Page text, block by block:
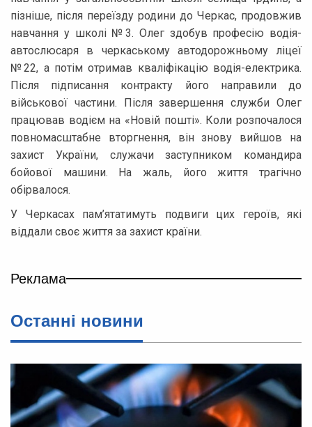
пізніше, після переїзду родини до Черкас, продовжив
навчання у школі №3. Олег здобув професію водія-
автослюсаря в черкаському автодорожньому ліцеї
№22, а потім отримав кваліфікацію водія-електрика.
Після підписання контракту його направили до
військової частини. Після завершення служби Олег
працював водієм на «Новій пошті». Коли розпочалося
повномасштабне вторгнення, він знову вийшов на
захист України, служачи заступником командира
бойової машини. На жаль, його життя трагічно
обірвалося.
У Черкасах пам’ятатимуть подвиги цих героїв, які
віддали своє життя за захист країни.
Реклама
Останні новини